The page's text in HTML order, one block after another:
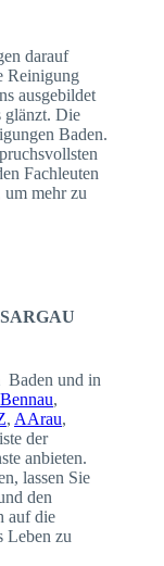
darauf
Reinigung
ausgebildet
glänzt. Die
Baden.
Fachleuten
um mehr zu
Baden und in
Bennau,
, AArau,
der
anbieten.
lassen Sie
den
auf die
Leben zu